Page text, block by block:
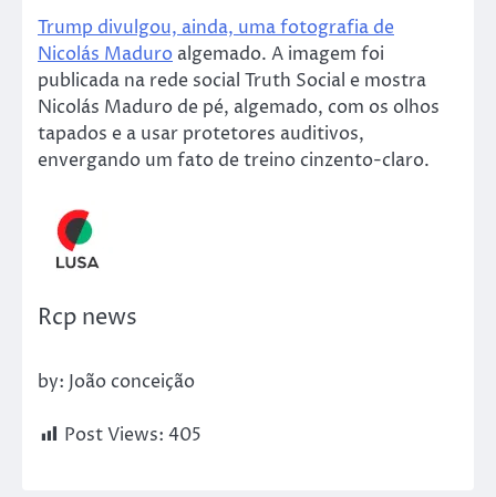
Trump divulgou, ainda, uma fotografia de
Nicolás Maduro algemado. A imagem foi
publicada na rede social Truth Social e mostra
Nicolás Maduro de pé, algemado, com os olhos
tapados e a usar protetores auditivos,
envergando um fato de treino cinzento-claro.
Rcp news
by: João conceição
Post Views: 405